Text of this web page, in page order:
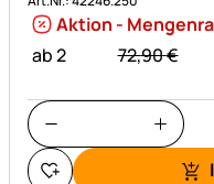
Aktion -
ab 2
statt:
72,90€